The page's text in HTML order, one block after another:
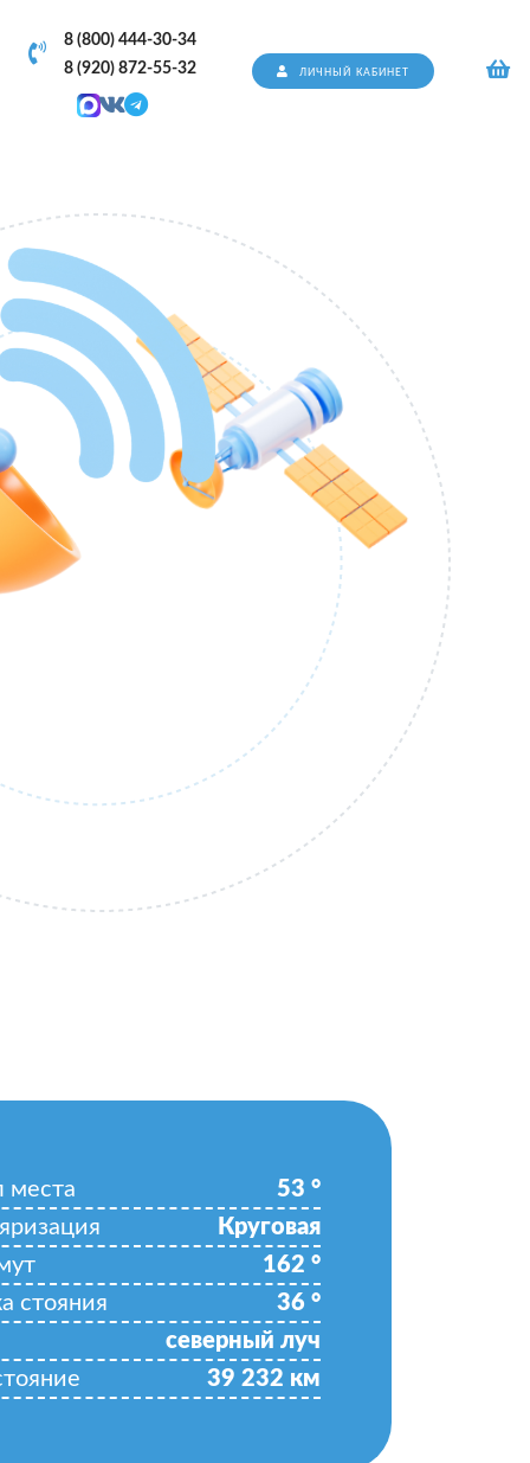
8 (800) 444-30-34
8 (920) 872-55-32
ЛИЧНЫЙ КАБИНЕТ
места 53 °
Круговая
162 °
стояния
36 °
северный луч
39 232 км